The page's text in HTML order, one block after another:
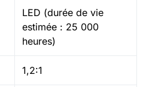
LED (durée de vie
estimée : 25 000
heures)
1,2:1